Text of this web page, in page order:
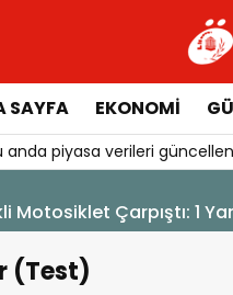
SAYFA EKONOMİ
anda piyasa verileri
Çarpıştı: 1
(Test)